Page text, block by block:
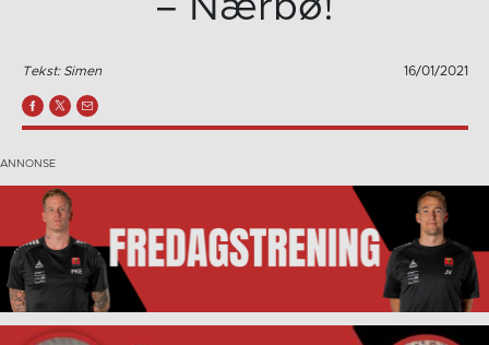
Tekst: Simen 16/01/2021